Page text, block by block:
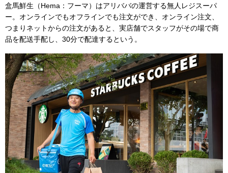
盒馬鮮生（Hema：フーマ）はアリババの運営する無人レジスーパ
ー。オンラインでもオフラインでも注文ができ、オンライン注文、
つまりネットからの注文があると、実店舗でスタッフがその場で商
品を配送手配し、30分で配達するという。